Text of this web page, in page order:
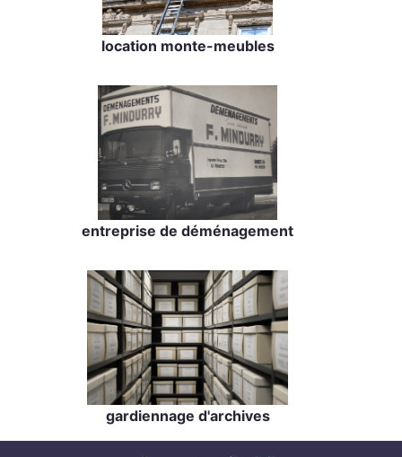
location monte-meubles
entreprise de déménagement
gardiennage d'archives